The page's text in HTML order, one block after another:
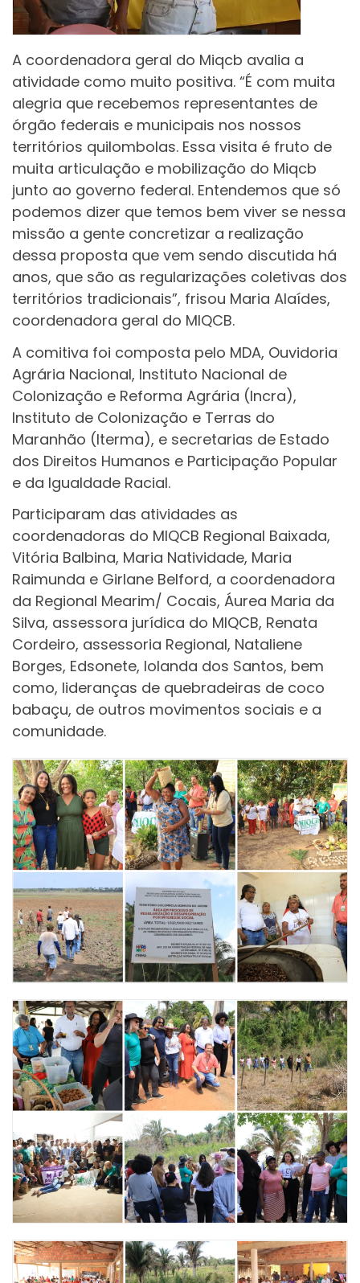
A coordenadora geral do Miqcb avalia a
atividade como muito positiva. “É com muita
alegria que recebemos representantes de
órgão federais e municipais nos nossos
territórios quilombolas. Essa visita é fruto de
muita articulação e mobilização do Miqcb
junto ao governo federal. Entendemos que só
podemos dizer que temos bem viver se nessa
missão a gente concretizar a realização
dessa proposta que vem sendo discutida há
anos, que são as regularizações coletivas dos
territórios tradicionais”, frisou Maria Alaídes,
coordenadora geral do MIQCB.
A comitiva foi composta pelo MDA, Ouvidoria
Agrária Nacional, Instituto Nacional de
Colonização e Reforma Agrária (Incra),
Instituto de Colonização e Terras do
Maranhão (Iterma), e secretarias de Estado
dos Direitos Humanos e Participação Popular
e da Igualdade Racial.
Participaram das atividades as
coordenadoras do MIQCB Regional Baixada,
Vitória Balbina, Maria Natividade, Maria
Raimunda e Girlane Belford, a coordenadora
da Regional Mearim/ Cocais, Áurea Maria da
Silva, assessora jurídica do MIQCB, Renata
Cordeiro, assessoria Regional, Nataliene
Borges, Edsonete, Iolanda dos Santos, bem
como, lideranças de quebradeiras de coco
babaçu, de outros movimentos sociais e a
comunidade.